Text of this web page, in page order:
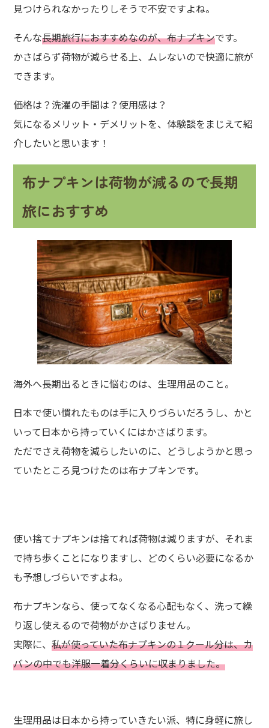
見つけられなかったりしそうで不安ですよね。
そんな長期旅行におすすめなのが、布ナプキンです。
かさばらず荷物が減らせる上、ムレないので快適に旅が
できます。
価格は？洗濯の手間は？使用感は？
気になるメリット・デメリットを、体験談をまじえて紹
介したいと思います！
布ナプキンは荷物が減るので長期
旅におすすめ
海外へ長期出るときに悩むのは、生理用品のこと。
日本で使い慣れたものは手に入りづらいだろうし、かと
いって日本から持っていくにはかさばります。
ただでさえ荷物を減らしたいのに、どうしようかと思っ
ていたところ見つけたのは布ナプキンです。
使い捨てナプキンは捨てれば荷物は減りますが、それま
で持ち歩くことになりますし、どのくらい必要になるか
も予想しづらいですよね。
布ナプキンなら、使ってなくなる心配もなく、洗って繰
り返し使えるので荷物がかさばりません。
実際に、私が使っていた布ナプキンの１クール分は、カ
バンの中でも洋服一着分くらいに収まりました。
生理用品は日本から持っていきたい派、特に身軽に旅し